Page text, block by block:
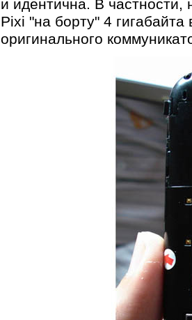
и идентична. В частности,
Pixi "на борту" 4 гигабайта
оригинального